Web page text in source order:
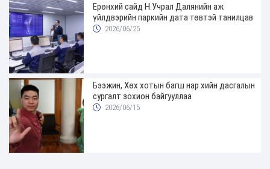
Ерөнхий сайд Н.Учрал Далянийн аж
үйлдвэрийн паркийн дата төвтэй танилцав
2026/06/25
Бээжин, Хөх хотын багш нар хийн дасгалын
сургалт зохион байгууллаа
2026/06/15